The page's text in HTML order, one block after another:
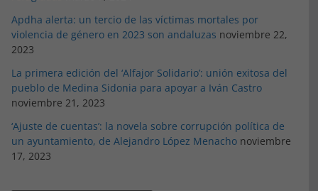
Apdha alerta: un tercio de las víctimas mortales por
violencia de género en 2023 son andaluzas noviembre 22,
2023
La primera edición del ‘Alfajor Solidario’: unión exitosa del
pueblo de Medina Sidonia para apoyar a Iván Castro
noviembre 21, 2023
‘Ajuste de cuentas’: la novela sobre corrupción política de
un ayuntamiento, de Alejandro López Menacho noviembre
17, 2023